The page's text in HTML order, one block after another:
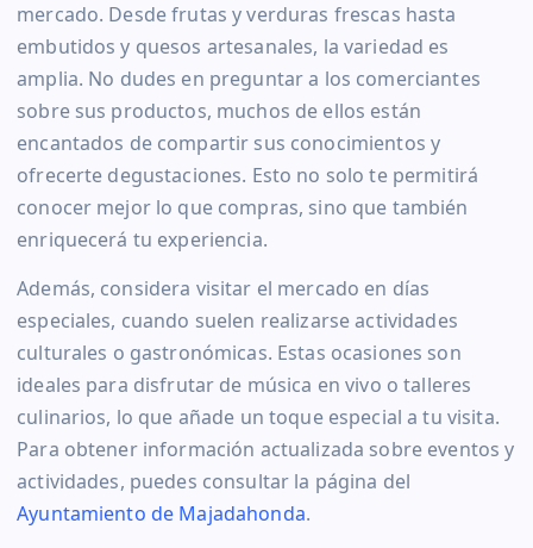
mercado. Desde frutas y verduras frescas hasta
embutidos y quesos artesanales, la variedad es
amplia. No dudes en preguntar a los comerciantes
sobre sus productos, muchos de ellos están
encantados de compartir sus conocimientos y
ofrecerte degustaciones. Esto no solo te permitirá
conocer mejor lo que compras, sino que también
enriquecerá tu experiencia.
Además, considera visitar el mercado en días
especiales, cuando suelen realizarse actividades
culturales o gastronómicas. Estas ocasiones son
ideales para disfrutar de música en vivo o talleres
culinarios, lo que añade un toque especial a tu visita.
Para obtener información actualizada sobre eventos y
actividades, puedes consultar la página del
Ayuntamiento de Majadahonda.